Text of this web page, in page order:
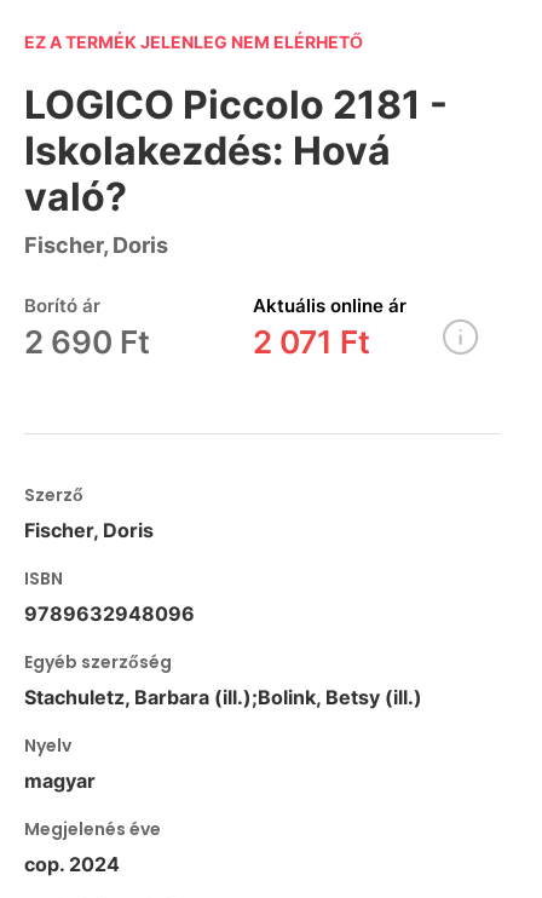
EZ A TERMÉK JELENLEG NEM ELÉRHETŐ
LOGICO Piccolo 2181 -
Iskolakezdés: Hová
való?
Fischer, Doris
Borító ár
2 690 Ft
Aktuális online ár
2 071 Ft
Szerző
Fischer, Doris
ISBN
9789632948096
Egyéb szerzőség
Stachuletz, Barbara (ill.);Bolink, Betsy (ill.)
Nyelv
magyar
Megjelenés éve
cop. 2024